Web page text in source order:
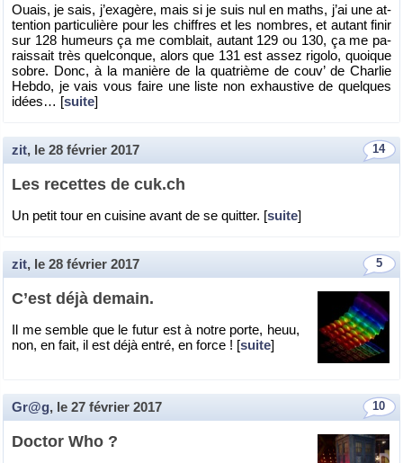
Ouais, je sais, j’exa­gère, mais si je suis nul en maths, j’ai une at­
ten­tion par­ti­cu­lière pour les chiffres et les nombres, et au­tant finir
sur 128 hu­meurs ça me com­blait, au­tant 129 ou 130, ça me pa­
rais­sait très quel­conque, alors que 131 est assez ri­golo, quoique
sobre. Donc, à la ma­nière de la qua­trième de couv’ de Char­lie
Hebdo, je vais vous faire une liste non ex­haus­tive de quelques
idées… [suite]
14
zit, le 28 février 2017
Les re­cettes de cuk.​ch
Un petit tour en cui­sine avant de se quit­ter. [suite]
5
zit, le 28 février 2017
C’est déjà de­main.
Il me semble que le futur est à notre porte, heuu,
non, en fait, il est déjà entré, en force ! [suite]
10
Gr@g, le 27 février 2017
Doc­tor Who ?